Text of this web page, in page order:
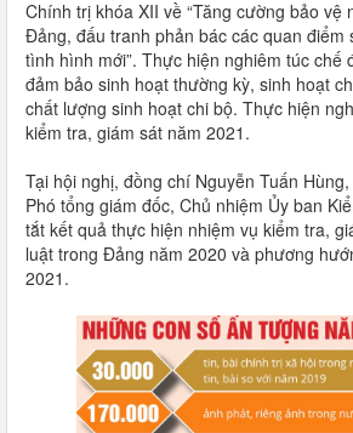
Chính trị khóa XII về “Tăng cường bảo
Đảng, đấu tranh phản bác các quan điểm
tình hình mới”. Thực hiện nghiêm túc chế
đảm bảo sinh hoạt thường kỳ, sinh hoạt
chất lượng sinh hoạt chi bộ. Thực hiện
kiểm tra, giám sát năm 2021.
Tại hội nghị, đồng chí Nguyễn Tuấn
Phó tổng giám đốc, Chủ nhiệm Ủy ban
tắt kết quả thực hiện nhiệm vụ kiểm tra,
luật trong Đảng năm 2020 và phương
2021.